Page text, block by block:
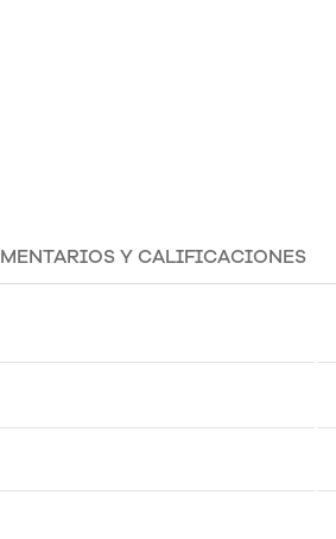
Y CALIFICACIONES